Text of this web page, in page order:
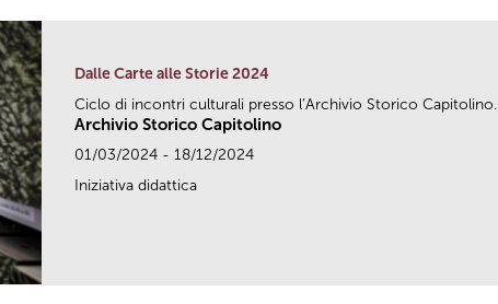
Dalle Carte alle Storie 2024
Ciclo di incontri culturali presso l’Archivio Storico Capitolino.
Archivio Storico Capitolino
01/03/2024 - 18/12/2024
Iniziativa didattica